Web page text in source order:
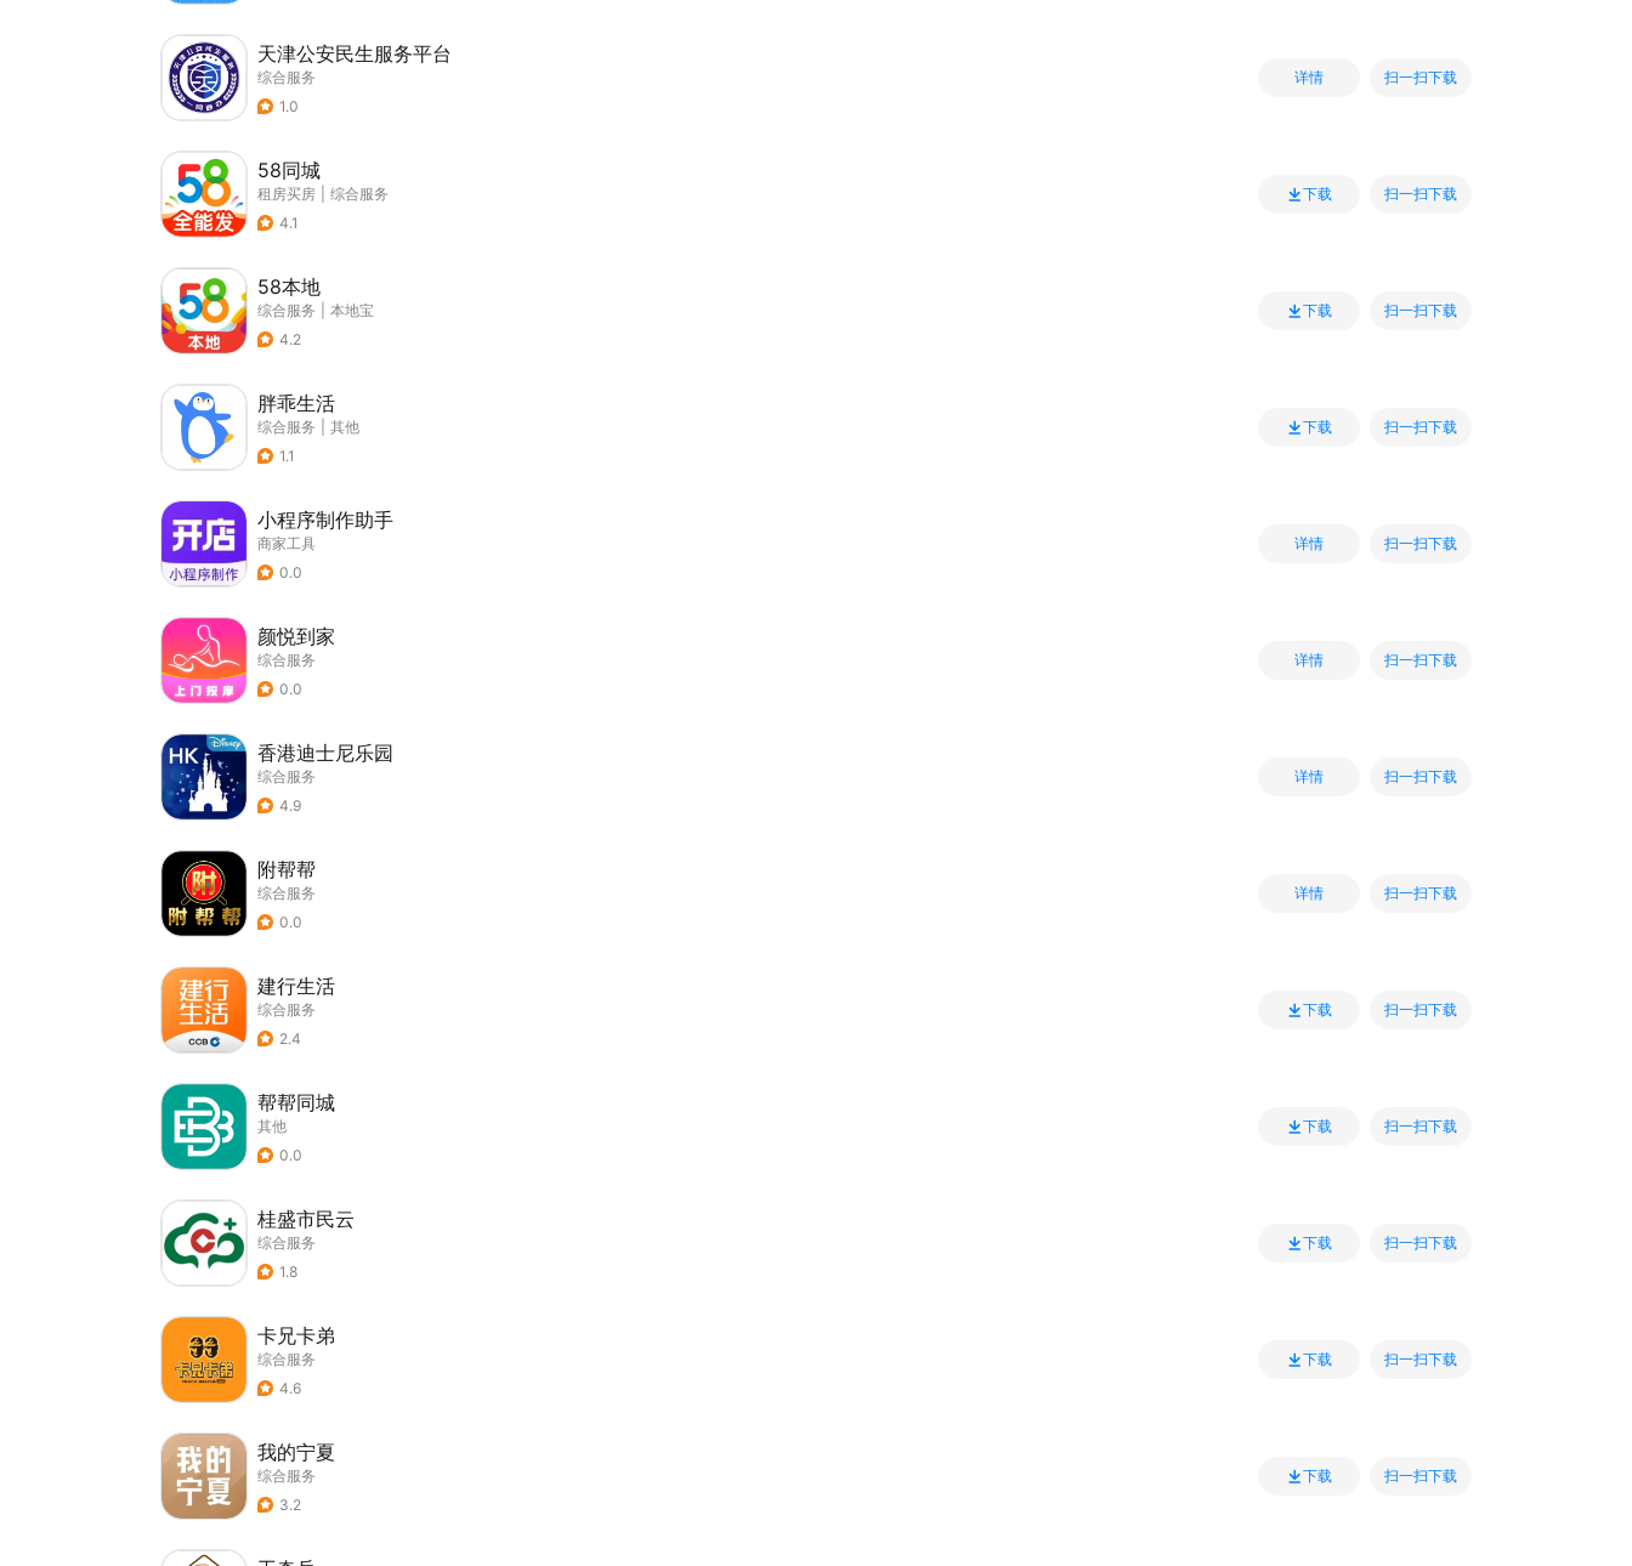
天津公安民生服务平台
综合服务
1.0
详情 扫一扫下载
58同城
租房买房
综合服务
4.1
下载 扫一扫下载
58本地
综合服务
本地宝
4.2
下载 扫一扫下载
胖乖生活
综合服务
其他
1.1
下载 扫一扫下载
小程序制作助手
商家工具
0.0
详情 扫一扫下载
颜悦到家
综合服务
0.0
详情 扫一扫下载
香港迪士尼乐园
综合服务
4.9
详情 扫一扫下载
附帮帮
综合服务
0.0
详情 扫一扫下载
建行生活
综合服务
2.4
下载 扫一扫下载
帮帮同城
其他
0.0
下载 扫一扫下载
桂盛市民云
综合服务
1.8
下载 扫一扫下载
卡兄卡弟
综合服务
4.6
下载 扫一扫下载
我的宁夏
综合服务
3.2
下载 扫一扫下载